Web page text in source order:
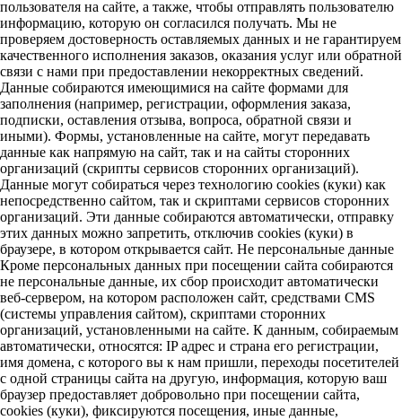
пользователя на сайте, а также, чтобы отправлять пользователю
информацию, которую он согласился получать. Мы не
проверяем достоверность оставляемых данных и не гарантируем
качественного исполнения заказов, оказания услуг или обратной
связи с нами при предоставлении некорректных сведений.
Данные собираются имеющимися на сайте формами для
заполнения (например, регистрации, оформления заказа,
подписки, оставления отзыва, вопроса, обратной связи и
иными). Формы, установленные на сайте, могут передавать
данные как напрямую на сайт, так и на сайты сторонних
организаций (скрипты сервисов сторонних организаций).
Данные могут собираться через технологию cookies (куки) как
непосредственно сайтом, так и скриптами сервисов сторонних
организаций. Эти данные собираются автоматически, отправку
этих данных можно запретить, отключив cookies (куки) в
браузере, в котором открывается сайт. Не персональные данные
Кроме персональных данных при посещении сайта собираются
не персональные данные, их сбор происходит автоматически
веб-сервером, на котором расположен сайт, средствами CMS
(системы управления сайтом), скриптами сторонних
организаций, установленными на сайте. К данным, собираемым
автоматически, относятся: IP адрес и страна его регистрации,
имя домена, с которого вы к нам пришли, переходы посетителей
с одной страницы сайта на другую, информация, которую ваш
браузер предоставляет добровольно при посещении сайта,
cookies (куки), фиксируются посещения, иные данные,